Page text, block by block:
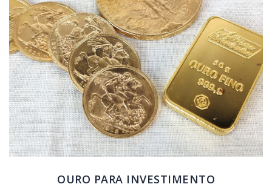
OURO PARA INVESTIMENTO